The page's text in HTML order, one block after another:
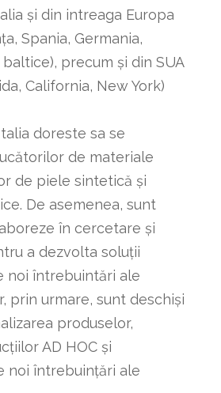
și din intreaga Europa
Spania, Germania,
precum și din SUA
California, New York)
doreste sa se
de materiale
de piele sintetică și
De asemenea, sunt
în cercetare și
a dezvolta soluții
noi întrebuintări ale
prin urmare, sunt deschiși
produselor,
AD HOC și
noi întrebuințări ale